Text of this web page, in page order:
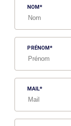
NOM
PRÉNOM
MAIL